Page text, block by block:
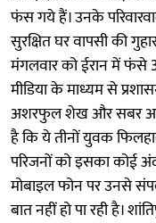
फंस गये हैं। उनके
सुरक्षित घर वापसी की
मंगलवार को ईरान में फंसे
मीडिया के माध्यम से
अशरफुल शेख और सबर अली
है कि ये तीनों युवक
परिजनों को इसका कोई
मोबाइल फोन पर उनसे
बात नहीं हो पा रही है।